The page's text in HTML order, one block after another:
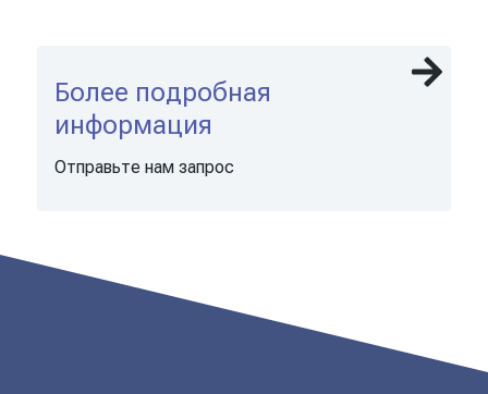
Более подробная
информация
Отправьте нам запрос